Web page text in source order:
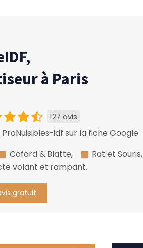
à Paris
127 avis
idf sur la fiche Google
Cafard & Blatte,
Rat et Souris,
volant et rampant.
gratuit